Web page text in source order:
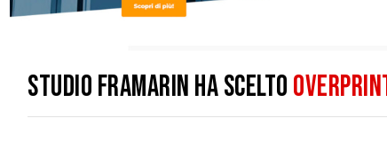
STUDIO FRAMARIN HA SCELTO